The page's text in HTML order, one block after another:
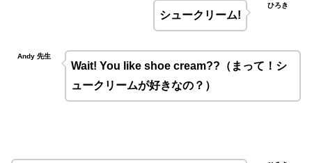
ひろき
シュークリーム!
Andy 先生
Wait! You like shoe cream??（まって！シ
ュークリームが好きなの？）